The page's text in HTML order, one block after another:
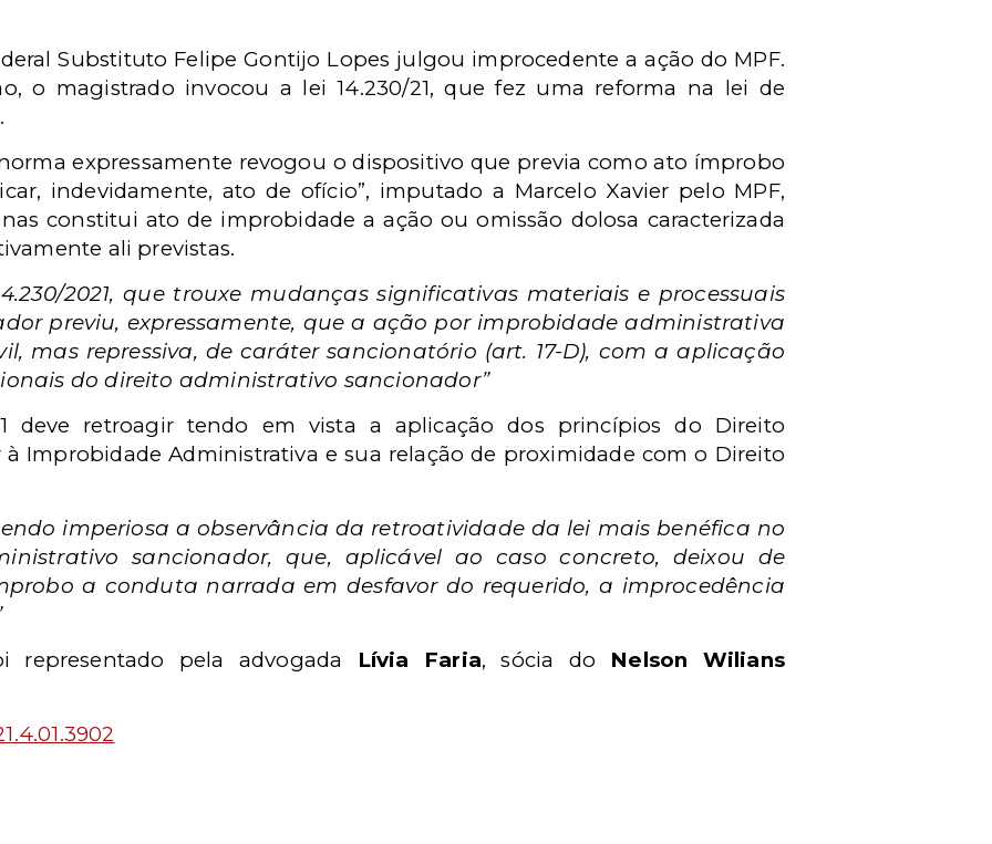
Substituto Felipe Gontijo Lopes julgou improcedente a ação do MPF.
o magistrado invocou a lei 14.230/21, que fez uma reforma na lei de
expressamente revogou o dispositivo que previa como ato ímprobo
indevidamente, ato de ofício”, imputado a Marcelo Xavier pelo MPF,
constitui ato de improbidade a ação ou omissão dolosa caracterizada
ali previstas.
2021, que trouxe mudanças significativas materiais e processuais
previu, expressamente, que a ação por improbidade administrativa
mas repressiva, de caráter sancionatório (art. 17-D), com a aplicação
do direito administrativo sancionador”
deve retroagir tendo em vista a aplicação dos princípios do Direito
Improbidade Administrativa e sua relação de proximidade com o Direito
imperiosa a observância da retroatividade da lei mais benéfica no
sancionador, que, aplicável ao caso concreto, deixou de
a conduta narrada em desfavor do requerido, a improcedência
representado pela advogada Lívia Faria, sócia do Nelson Wilians